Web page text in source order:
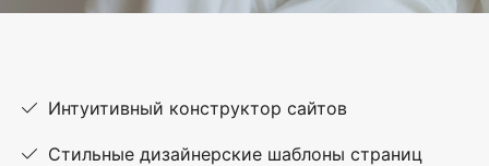
Интуитивный конструктор сайтов
Стильные дизайнерские шаблоны страниц